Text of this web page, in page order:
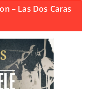
– Las Dos Caras